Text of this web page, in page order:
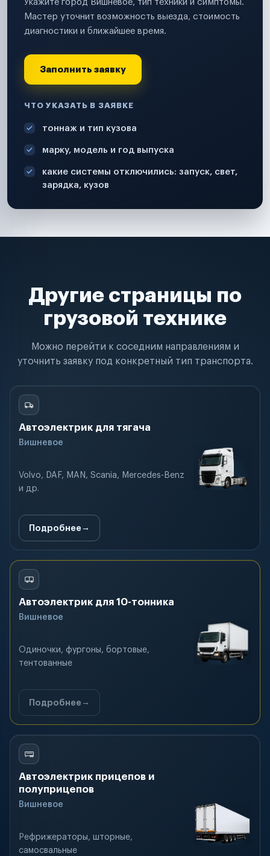
Укажите город Вишневое, тип техники и симптомы.
Мастер уточнит возможность выезда, стоимость
диагностики и ближайшее время.
Заполнить заявку
ЧТО УКАЗАТЬ В ЗАЯВКЕ
тоннаж и тип кузова
марку, модель и год выпуска
какие системы отключились: запуск, свет,
зарядка, кузов
Другие страницы по
грузовой технике
Можно перейти к соседним направлениям и
уточнить заявку под конкретный тип транспорта.
Автоэлектрик для тягача
Вишневое
Volvo, DAF, MAN, Scania, Mercedes-Benz
и др.
Подробнее
Автоэлектрик для 10-тонника
Вишневое
Одиночки, фургоны, бортовые,
тентованные
Подробнее
Автоэлектрик прицепов и
полуприцепов
Вишневое
Рефрижераторы, шторные,
самосвальные